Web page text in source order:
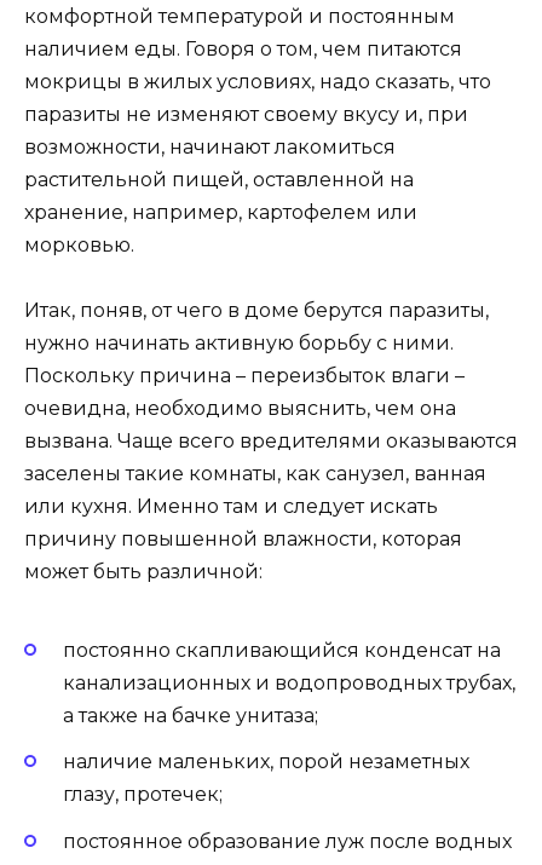
комфортной температурой и постоянным
наличием еды. Говоря о том, чем питаются
мокрицы в жилых условиях, надо сказать, что
паразиты не изменяют своему вкусу и, при
возможности, начинают лакомиться
растительной пищей, оставленной на
хранение, например, картофелем или
морковью.
Итак, поняв, от чего в доме берутся паразиты,
нужно начинать активную борьбу с ними.
Поскольку причина – переизбыток влаги –
очевидна, необходимо выяснить, чем она
вызвана. Чаще всего вредителями оказываются
заселены такие комнаты, как санузел, ванная
или кухня. Именно там и следует искать
причину повышенной влажности, которая
может быть различной:
постоянно скапливающийся конденсат на
канализационных и водопроводных трубах,
а также на бачке унитаза;
наличие маленьких, порой незаметных
глазу, протечек;
постоянное образование луж после водных